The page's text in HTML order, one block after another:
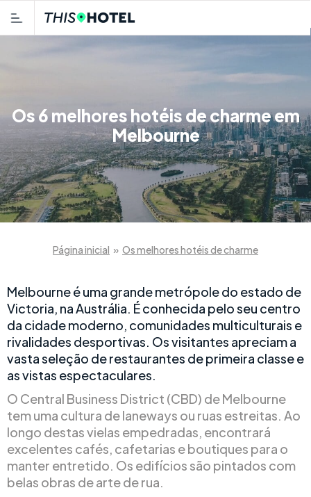
Os 6 melhores hotéis de charme em
Melbourne
Página inicial » Os melhores hotéis de charme
Melbourne é uma grande metrópole do estado de
Victoria, na Austrália. É conhecida pelo seu centro
da cidade moderno, comunidades multiculturais e
rivalidades desportivas. Os visitantes apreciam a
vasta seleção de restaurantes de primeira classe e
as vistas espectaculares.
O Central Business District (CBD) de Melbourne
tem uma cultura de laneways ou ruas estreitas. Ao
longo destas vielas empedradas, encontrará
excelentes cafés, cafetarias e boutiques para o
manter entretido. Os edifícios são pintados com
belas obras de arte de rua.